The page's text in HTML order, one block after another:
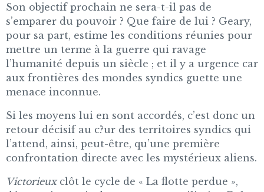
Son objectif prochain ne sera-t-il pas de
s’emparer du pouvoir ? Que faire de lui ? Geary,
pour sa part, estime les conditions réunies pour
mettre un terme à la guerre qui ravage
l’humanité depuis un siècle ; et il y a urgence car
aux frontières des mondes syndics guette une
menace inconnue.
Si les moyens lui en sont accordés, c’est donc un
retour décisif au c?ur des territoires syndics qui
l’attend, ainsi, peut-être, qu’une première
confrontation directe avec les mystérieux aliens.
Victorieuxclôt le cycle de « La flotte perdue »,